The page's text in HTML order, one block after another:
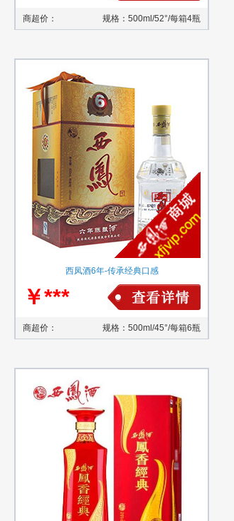
商超价： 规格：500ml/52°/每箱4瓶
西凤酒6年-传承经典口感
￥***
商超价： 规格：500ml/45°/每箱6瓶